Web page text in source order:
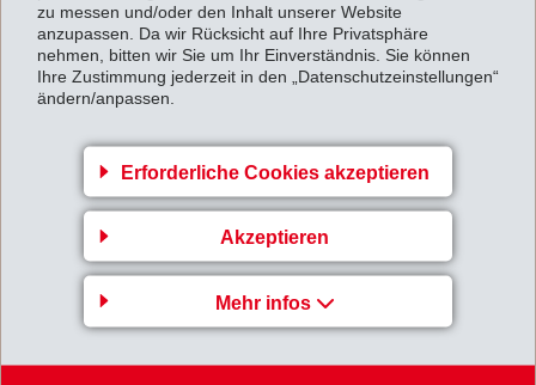
zu messen und/oder den Inhalt unserer Website
anzupassen. Da wir Rücksicht auf Ihre Privatsphäre
nehmen, bitten wir Sie um Ihr Einverständnis. Sie können
Ihre Zustimmung jederzeit in den „Datenschutzeinstellungen“
ändern/anpassen.
Erforderliche Cookies akzeptieren
Akzeptieren
Mehr infos
Gruppenleitung
EFTEC AG
Hofstrasse 31
Switzerland
+41 71 466 43 00